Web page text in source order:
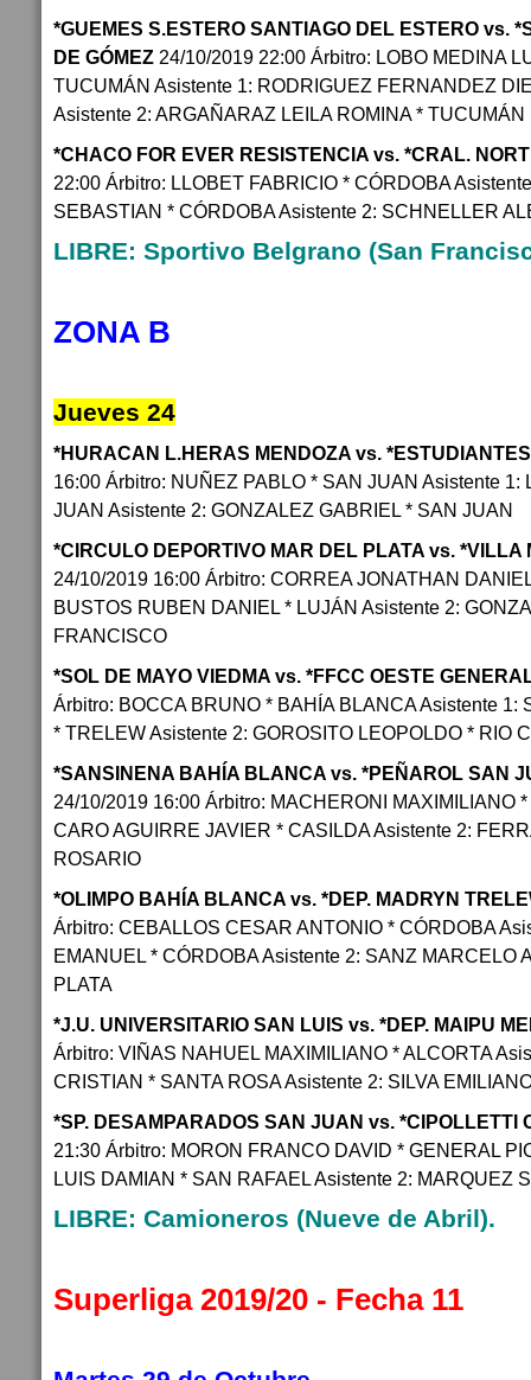
*GUEMES S.ESTERO SANTIAGO DEL ESTERO vs.
DE GÓMEZ 24/10/2019 22:00 Árbitro: LOBO MEDINA
TUCUMÁN Asistente 1: RODRIGUEZ FERNANDEZ
Asistente 2: ARGAÑARAZ LEILA ROMINA * TUCUMÁN
*CHACO FOR EVER RESISTENCIA vs. *CRAL.
22:00 Árbitro: LLOBET FABRICIO * CÓRDOBA
SEBASTIAN * CÓRDOBA Asistente 2: SCHNELLER
LIBRE: Sportivo Belgrano (San
ZONA B
Jueves 24
*HURACAN L.HERAS MENDOZA vs.
16:00 Árbitro: NUÑEZ PABLO * SAN JUAN Asistente 1:
JUAN Asistente 2: GONZALEZ GABRIEL * SAN JUAN
*CIRCULO DEPORTIVO MAR DEL PLATA vs.
24/10/2019 16:00 Árbitro: CORREA JONATHAN
BUSTOS RUBEN DANIEL * LUJÁN Asistente 2:
FRANCISCO
*SOL DE MAYO VIEDMA vs. *FFCC OESTE
Árbitro: BOCCA BRUNO * BAHÍA BLANCA Asistente 1:
* TRELEW Asistente 2: GOROSITO LEOPOLDO * RIO
*SANSINENA BAHÍA BLANCA vs. *PEÑAROL SAN
24/10/2019 16:00 Árbitro: MACHERONI MAXIMILIANO
CARO AGUIRRE JAVIER * CASILDA Asistente 2:
ROSARIO
*OLIMPO BAHÍA BLANCA vs. *DEP. MADRYN
Árbitro: CEBALLOS CESAR ANTONIO * CÓRDOBA
EMANUEL * CÓRDOBA Asistente 2: SANZ MARCELO
PLATA
*J.U. UNIVERSITARIO SAN LUIS vs. *DEP. MAIPU
Árbitro: VIÑAS NAHUEL MAXIMILIANO * ALCORTA
CRISTIAN * SANTA ROSA Asistente 2: SILVA
*SP. DESAMPARADOS SAN JUAN vs. *CIPOLLETTI
21:30 Árbitro: MORON FRANCO DAVID * GENERAL
LUIS DAMIAN * SAN RAFAEL Asistente 2: MARQUEZ
LIBRE: Camioneros (Nueve de Abril).
Superliga 2019/20 - Fecha 11